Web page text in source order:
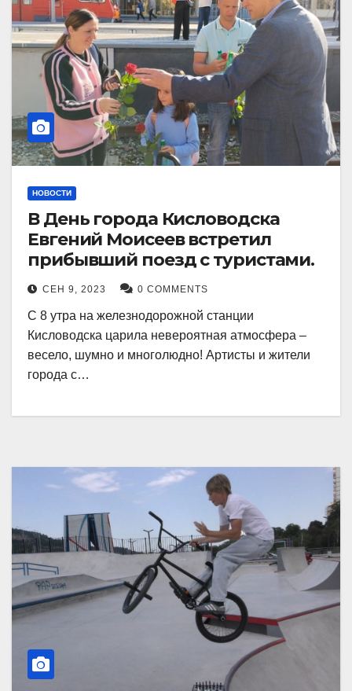
НОВОСТИ
В День города Кисловодска
Евгений Моисеев встретил
прибывший поезд с туристами.
СЕН 9, 2023 0 COMMENTS
С 8 утра на железнодорожной станции
Кисловодска царила невероятная атмосфера –
весело, шумно и многолюдно! Артисты и жители
города с…